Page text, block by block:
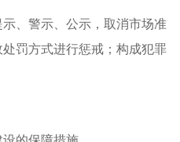
、警示、公示，取消市场准
罚方式进行惩戒；构成犯罪